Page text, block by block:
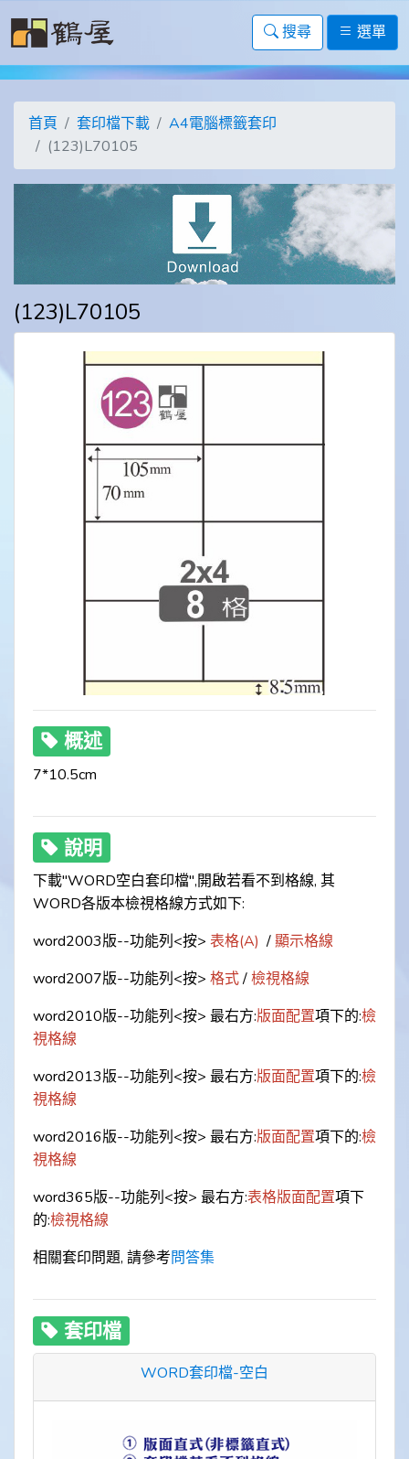
搜尋 選單
首頁 套印檔下載
A4電腦標籤套印
(123)L70105
(123)L70105
概述
7*10.5cm
說明
下載"WORD空白套印檔",開啟若看不到格線, 其
WORD各版本檢視格線方式如下:
word2003版--功能列<按> 表格(A) /顯示格線
word2007版--功能列<按> 格式/檢視格線
word2010版--功能列<按> 最右方:版面配置項下的:檢
視格線
word2013版--功能列<按> 最右方:版面配置項下的:檢
視格線
word2016版--功能列<按> 最右方:版面配置項下的:檢
視格線
word365版--功能列<按> 最右方:表格版面配置項下
的:檢視格線
相關套印問題, 請參考問答集
套印檔
WORD套印檔-空白